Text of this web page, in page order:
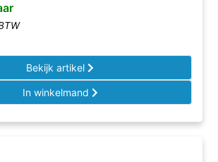
Bekijk artikel
In winkelmand